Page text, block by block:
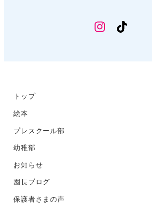
幼
トップ
絵本
プレスクール部
幼稚部
お知らせ
園長ブログ
保護者さまの声